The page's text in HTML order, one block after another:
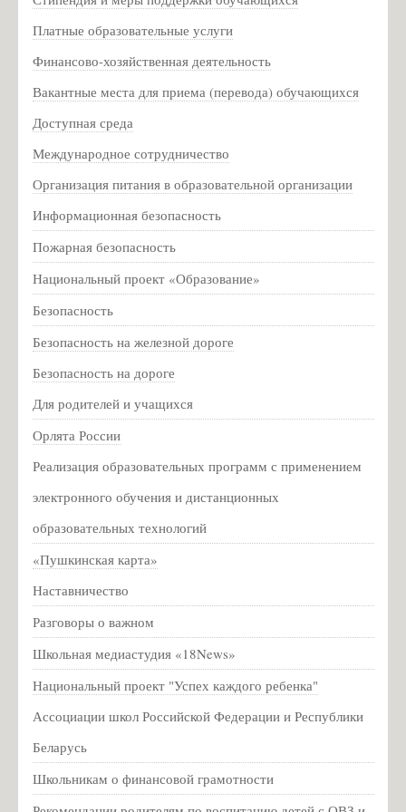
Кузьмин Л. И. - учитель истории
Про спорт: кубок губернатора
Музей
Деятельность музея
Виртуальный музей. Экскурсии
Мероприятия музея
Заочная викторина, посвященная Дню рождения В. Ф.
Партизанское движение
Партизанское движение на Псковщине
Для родителей
Социально-психологическое тестирование
Консультационная служба для родителей
Национальная академия предпринимательства
Профилактика гриппа
Информация о мерах личной и общественной
Всероссийский конкурс педагогического мастерства
«История в школе: традиции и новации»
Информация для родителей о приеме в первый класс
Расписание ЕГЭ 2020 год
Новости
Платные образовательные услуги
Финансово-хозяйственная деятельность
Вакантные места для приема (перевода) обучающихся
Доступная среда
Международное сотрудничество
Организация питания в образовательной организации
Информационная безопасность
Пожарная безопасность
Национальный проект «Образование»
Безопасность
Безопасность на железной дороге
Безопасность на дороге
Для родителей и учащихся
Орлята России
Реализация образовательных программ с применением
электронного обучения и дистанционных
образовательных технологий
«Пушкинская карта»
Наставничество
Разговоры о важном
Школьная медиастудия «18News»
Национальный проект "Успех каждого ребенка"
Ассоциации школ Российской Федерации и Республики
Беларусь
Школьникам о финансовой грамотности